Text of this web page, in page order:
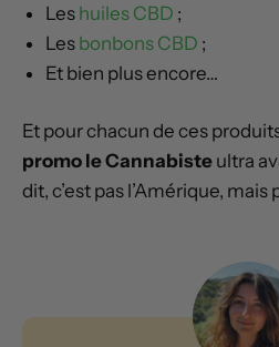
Les huiles CBD ;
Les bonbons CBD ;
Et bien plus encore…
Et pour chacun de ces
promo le Cannabiste ultra
dit, c’est pas l’Amérique, mais